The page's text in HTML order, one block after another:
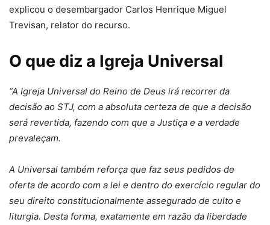
explicou o desembargador Carlos Henrique Miguel
Trevisan, relator do recurso.
O que diz a Igreja Universal
“A Igreja Universal do Reino de Deus irá recorrer da
decisão ao STJ, com a absoluta certeza de que a decisão
será revertida, fazendo com que a Justiça e a verdade
prevaleçam.
A Universal também reforça que faz seus pedidos de
oferta de acordo com a lei e dentro do exercício regular do
seu direito constitucionalmente assegurado de culto e
liturgia. Desta forma, exatamente em razão da liberdade